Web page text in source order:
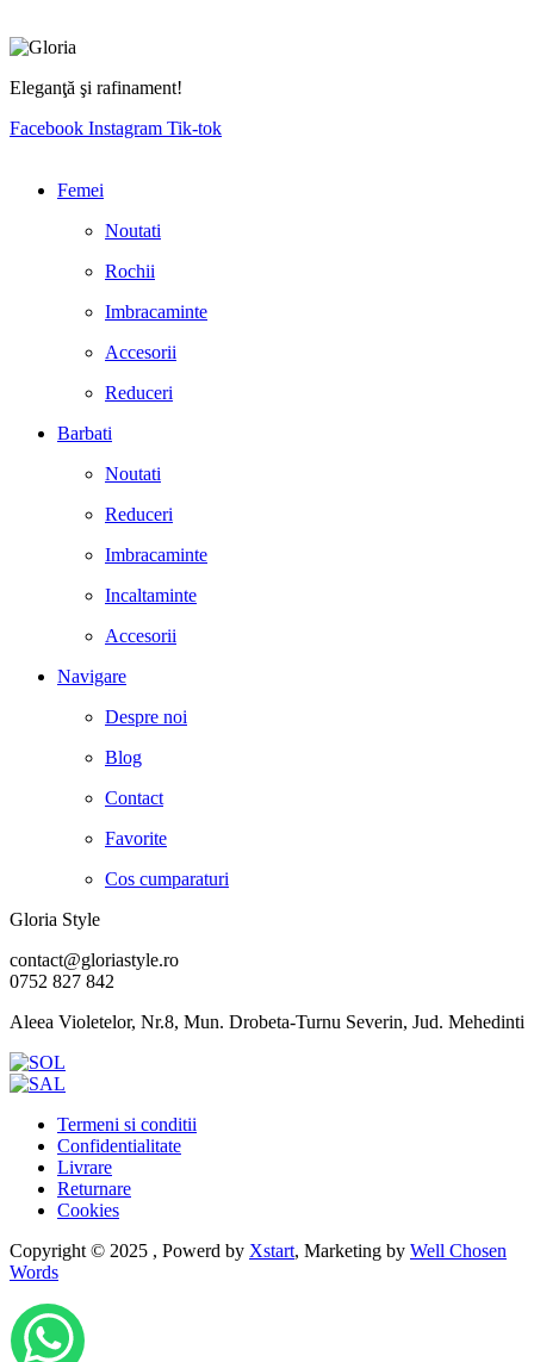
Eleganţă şi rafinament!
Facebook Instagram Tik-tok
Femei
Noutati
Rochii
Imbracaminte
Accesorii
Reduceri
Barbati
Noutati
Reduceri
Imbracaminte
Incaltaminte
Accesorii
Navigare
Despre noi
Blog
Contact
Favorite
Cos cumparaturi
Gloria Style
contact@gloriastyle.ro
0752 827 842
Aleea Violetelor, Nr.8, Mun. Drobeta-Turnu Severin, Jud. Mehedinti
Termeni si conditii
Confidentialitate
Livrare
Returnare
Cookies
Copyright © 2025 , Powerd by Xstart, Marketing by Well Chosen
Words